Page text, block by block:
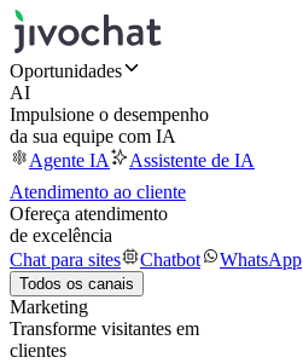
Oportunidades
AI
Impulsione o desempenho
da sua equipe com IA
Agente IA
Assistente de IA
Atendimento ao cliente
Ofereça atendimento
de excelência
Chat para sites
Chatbot WhatsApp
Todos os canais
Marketing
Transforme visitantes em
clientes